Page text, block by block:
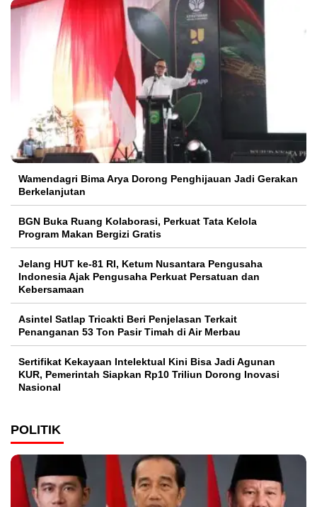
Wamendagri Bima Arya Dorong Penghijauan Jadi Gerakan
Berkelanjutan
BGN Buka Ruang Kolaborasi, Perkuat Tata Kelola
Program Makan Bergizi Gratis
Jelang HUT ke-81 RI, Ketum Nusantara Pengusaha
Indonesia Ajak Pengusaha Perkuat Persatuan dan
Kebersamaan
Asintel Satlap Tricakti Beri Penjelasan Terkait
Penanganan 53 Ton Pasir Timah di Air Merbau
Sertifikat Kekayaan Intelektual Kini Bisa Jadi Agunan
KUR, Pemerintah Siapkan Rp10 Triliun Dorong Inovasi
Nasional
POLITIK